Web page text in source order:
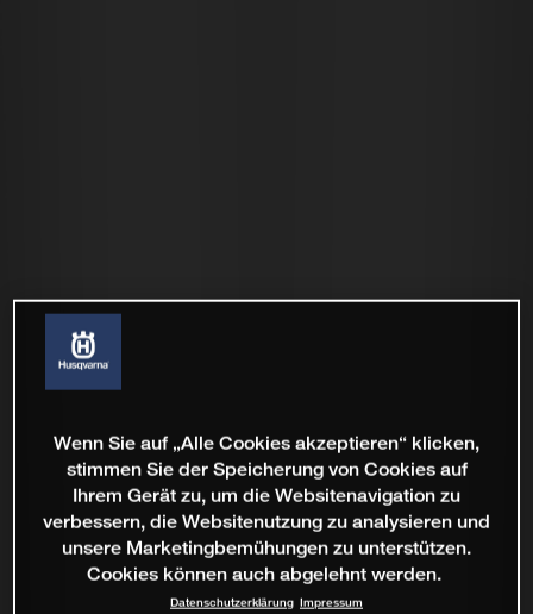
Wenn Sie auf „Alle Cookies akzeptieren“ klicken,
stimmen Sie der Speicherung von Cookies auf
Ihrem Gerät zu, um die Websitenavigation zu
verbessern, die Websitenutzung zu analysieren und
unsere Marketingbemühungen zu unterstützen.
Cookies können auch abgelehnt werden.
Datenschutzerklärung Impressum